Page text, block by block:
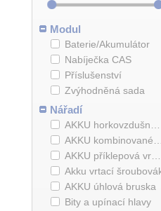
Modul
Baterie/Akumulátor
Nabíječka CAS
Příslušenství
Zvýhodněná sada
Nářadí
AKKU příklepová vrtačka
Akku vrtací
AKKU úhlová bruska
Bity a upínací hlavy